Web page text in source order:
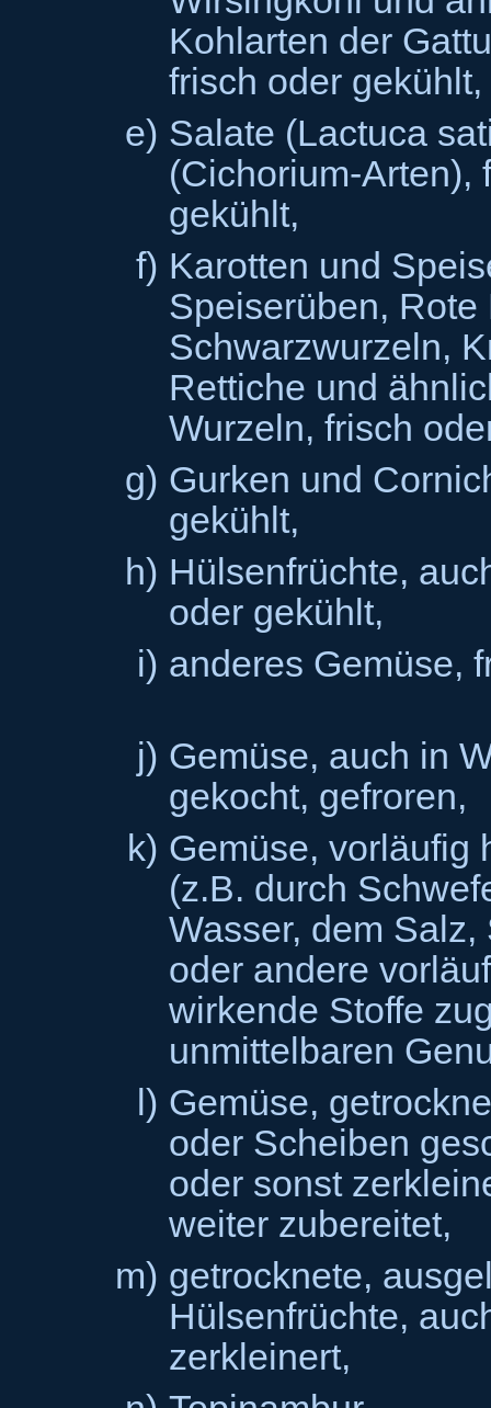
Kohlarten der
frisch oder gekühlt,
e) Salate (Lactuca
(Cichorium-Arten),
gekühlt,
f) Karotten und
Speiserüben, Rote
Schwarzwurzeln,
Rettiche und
Wurzeln, frisch
g) Gurken und
gekühlt,
h) Hülsenfrüchte,
oder gekühlt,
i) anderes Gemüse,
j) Gemüse, auch in
gekocht, gefroren,
k) Gemüse, vorläufig
(z.B. durch
Wasser, dem
oder andere
wirkende Stoffe
unmittelbaren
l) Gemüse,
oder Scheiben
oder sonst
weiter zubereitet,
m) getrocknete,
Hülsenfrüchte,
zerkleinert,